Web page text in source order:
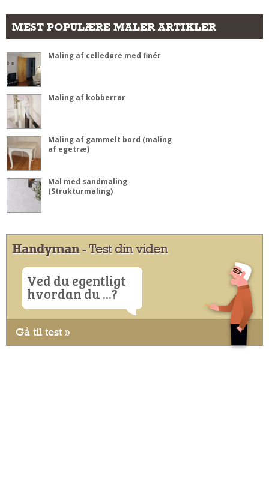
MEST POPULÆRE MALER ARTIKLER
Maling af celledøre med finér
Maling af kobberrør
Maling af gammelt bord (maling
af egetræ)
Mal med sandmaling
(Strukturmaling)
Handyman- Test din viden
Ved du egentligt
hvordan du ...?
Gå til test »